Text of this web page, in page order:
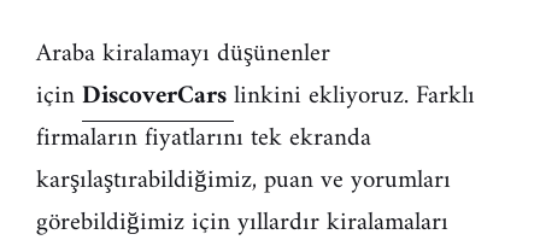
Araba kiralamayı düşünenler
içinDiscoverCarslinkini ekliyoruz. Farklı
firmaların fiyatlarını tek ekranda
karşılaştırabildiğimiz, puan ve yorumları
görebildiğimiz için yıllardır kiralamaları